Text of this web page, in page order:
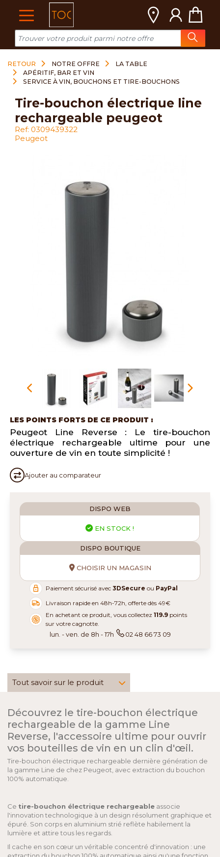
RETOUR NOTRE OFFRE
LA TABLE
APÉRITIF, BAR ET VIN
SERVICE À VIN, BOUCHONS ET TIRE-BOUCHONS
LES POINTS FORTS DE CE PRODUIT :
Peugeot Line Reverse : Le tire-bouchon
électrique rechargeable ultime pour une
ouverture de vin en toute simplicité !
Ajouter au comparateur
tire-bouchon électrique line
rechargeable peugeot
Ref: 0309439322
Peugeot
DISPO WEB
EN STOCK !
DISPO BOUTIQUE
CHOISIR UN MAGASIN
Paiement sécurisé avec3DSecure ou PayPal
Livraison rapide en 48h-72h, offerte dès 49€
En achetant ce produit, vous collectez119.9 points
sur votre cagnotte.
lun. - ven. de 8h - 17h 02 48 66 73 09
Tout savoir sur le produit
Découvrez le tire-bouchon électrique
rechargeable de la gamme Line
Reverse, l'accessoire ultime pour ouvrir
vos bouteilles de vin en un clin d'œil.
Tire-bouchon électrique rechargeable dernière génération de
la gamme Line de chez Peugeot, avec extraction du bouchon
100% automatique.
Ce tire-bouchon électrique rechargeable associe
l'innovation technologique à un design résolument graphique et
épuré. Son corps en aluminium strié reflète habilement la
lumière et attire tous les regards.
Il cache en son cœur un véritable concentré d'innovation : une
Cookies management panel